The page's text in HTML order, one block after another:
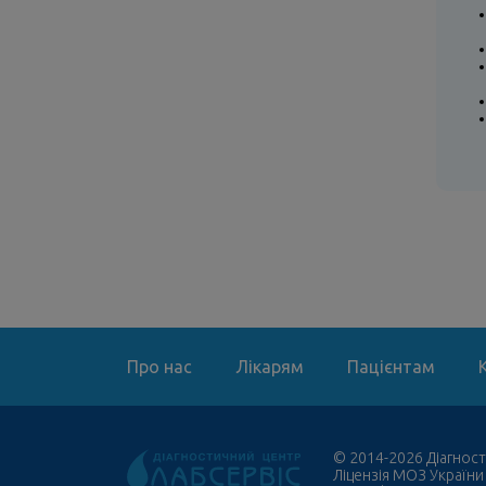
Про нас Лікарям Пацієнтам
© 2014-2026
Ліцензія МОЗ